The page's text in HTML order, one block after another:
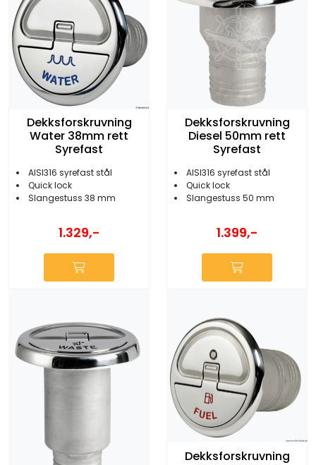
Dekksforskruvning
Water 38mm rett
Syrefast
AISI316 syrefast stål
Quick lock
Slangestuss 38 mm
1.329,-
Dekksforskruvning
Diesel 50mm rett
Syrefast
AISI316 syrefast stål
Quick lock
Slangestuss 50 mm
1.399,-
Dekksforskruvning